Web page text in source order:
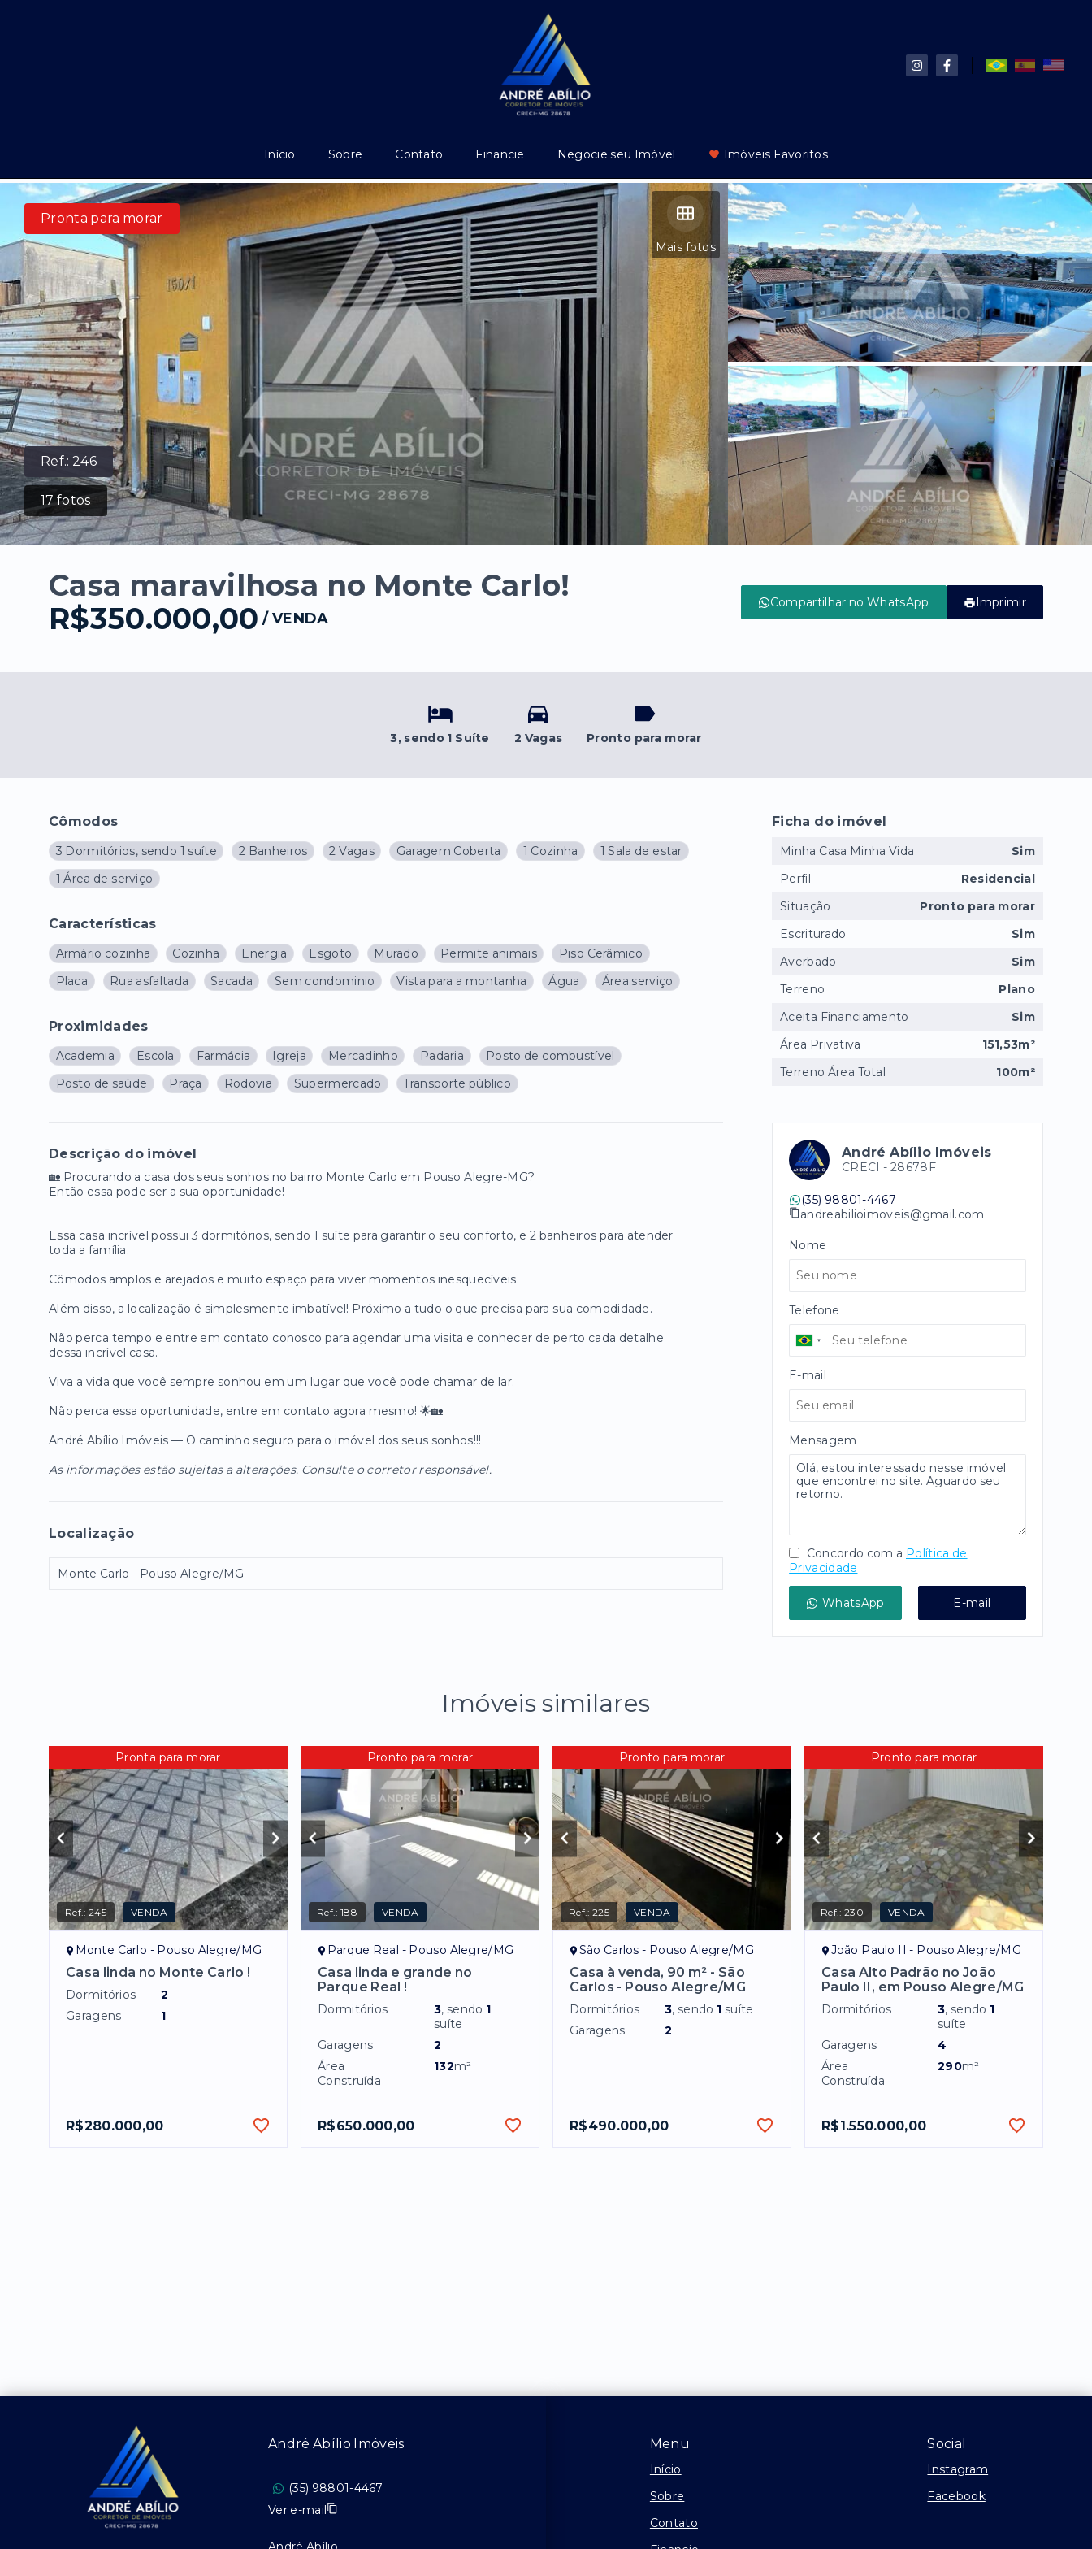
Início Sobre Contato Financie Negocie seu Imóvel Imóveis Favoritos
Ref.:246
17fotos
Mais fotos
Pronta para morar
Casa maravilhosa no Monte Carlo!
R$350.000,00 /VENDA
Compartilhar no WhatsApp Imprimir
3, sendo 1 Suíte 2 Vagas Pronto para morar
Cômodos
3 Dormitórios, sendo 1 suíte 2 Banheiros 2 Vagas Garagem Coberta 1 Cozinha
1 Sala de estar
1 Área de serviço
Características
Armário cozinha Cozinha Energia Esgoto Murado Permite animais
Piso Cerâmico
Placa
Rua asfaltada Sacada Sem condominio Vista para a montanha Água Área serviço
Proximidades
Academia Escola Farmácia Igreja Mercadinho Padaria
Posto de combustível
Posto de saúde
Praça Rodovia Supermercado Transporte público
Descrição do imóvel
🏡 Procurando a casa dos seus sonhos no bairro Monte Carlo em Pouso Alegre-MG?
Então essa pode ser a sua oportunidade!
Essa casa incrível possui 3 dormitórios, sendo 1 suíte para garantir o seu conforto, e 2 banheiros para atender
toda a família.
Cômodos amplos e arejados e muito espaço para viver momentos inesquecíveis.
Além disso, a localização é simplesmente imbatível! Próximo a tudo o que precisa para sua comodidade.
Não perca tempo e entre em contato conosco para agendar uma visita e conhecer de perto cada detalhe
dessa incrível casa.
Viva a vida que você sempre sonhou em um lugar que você pode chamar de lar.
Não perca essa oportunidade, entre em contato agora mesmo! 🌟🏡
André Abílio Imóveis — O caminho seguro para o imóvel dos seus sonhos!!!
As informações estão sujeitas a alterações. Consulte o corretor responsável.
Localização
Monte Carlo - Pouso Alegre/MG
Ficha do imóvel
Minha Casa Minha Vida
Sim
Perfil
Residencial
Situação
Pronto para morar
Escriturado
Sim
Averbado
Sim
Terreno
Plano
Aceita Financiamento
Sim
Área Privativa
151,53m²
Terreno Área Total
100m²
André Abílio Imóveis
CRECI -28678F
(35) 98801-4467
andreabilioimoveis@gmail.com
Nome
Telefone
E-mail
Mensagem
Concordo com a Política de
Privacidade
WhatsApp E-mail
Imóveis similares
Pronta para morar
Ref.:245 VENDA
Monte Carlo - Pouso Alegre/MG
Casa linda no Monte Carlo !
Dormitórios
2
Garagens
1
R$280.000,00
Pronto para morar
Ref.:188 VENDA
Parque Real - Pouso Alegre/MG
Casa linda e grande no
Parque Real !
Dormitórios 3, sendo 1
suíte
Garagens
2
Área
Construída
132m²
R$650.000,00
Pronto para morar
Ref.:225 VENDA
São Carlos - Pouso Alegre/MG
Casa à venda, 90 m² - São
Carlos - Pouso Alegre/MG
Dormitórios 3, sendo 1 suíte
Garagens
2
R$490.000,00
Pronto para morar
Ref.:230 VENDA
João Paulo II - Pouso Alegre/MG
Casa Alto Padrão no João
Paulo II, em Pouso Alegre/MG
Dormitórios 3, sendo 1
suíte
Garagens
4
Área
Construída
290m²
R$1.550.000,00
Menu
Início
Sobre
Contato
Social
Instagram
Facebook
André Abílio Imóveis
(35) 98801-4467
Ver e-mail